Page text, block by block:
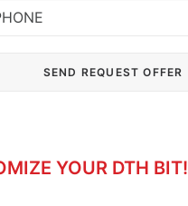
YOUR DTH BIT!